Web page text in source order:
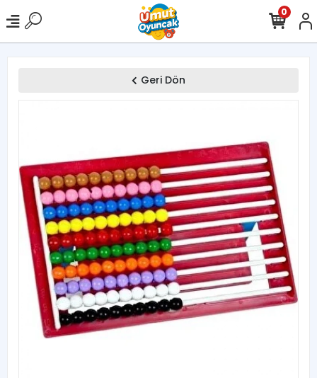
0
Geri Dön